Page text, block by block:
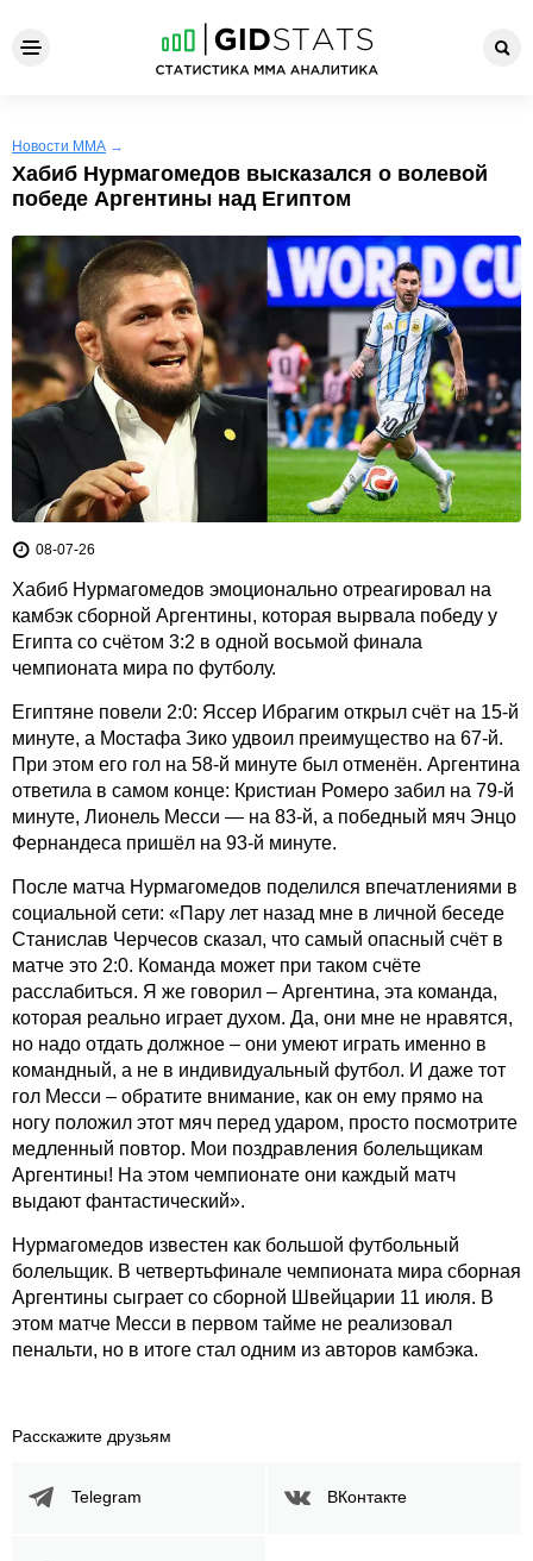
Новости ММА →
Хабиб Нурмагомедов высказался о волевой
победе Аргентины над Египтом
08-07-26
Хабиб Нурмагомедов эмоционально отреагировал на
камбэк сборной Аргентины, которая вырвала победу у
Египта со счётом 3:2 в одной восьмой финала
чемпионата мира по футболу.
Египтяне повели 2:0: Яссер Ибрагим открыл счёт на 15-й
минуте, а Мостафа Зико удвоил преимущество на 67-й.
При этом его гол на 58-й минуте был отменён. Аргентина
ответила в самом конце: Кристиан Ромеро забил на 79-й
минуте, Лионель Месси — на 83-й, а победный мяч Энцо
Фернандеса пришёл на 93-й минуте.
После матча Нурмагомедов поделился впечатлениями в
социальной сети: «Пару лет назад мне в личной беседе
Станислав Черчесов сказал, что самый опасный счёт в
матче это 2:0. Команда может при таком счёте
расслабиться. Я же говорил – Аргентина, эта команда,
которая реально играет духом. Да, они мне не нравятся,
но надо отдать должное – они умеют играть именно в
командный, а не в индивидуальный футбол. И даже тот
гол Месси – обратите внимание, как он ему прямо на
ногу положил этот мяч перед ударом, просто посмотрите
медленный повтор. Мои поздравления болельщикам
Аргентины! На этом чемпионате они каждый матч
выдают фантастический».
Нурмагомедов известен как большой футбольный
болельщик. В четвертьфинале чемпионата мира сборная
Аргентины сыграет со сборной Швейцарии 11 июля. В
этом матче Месси в первом тайме не реализовал
пенальти, но в итоге стал одним из авторов камбэка.
Расскажите друзьям
Telegram ВКонтакте